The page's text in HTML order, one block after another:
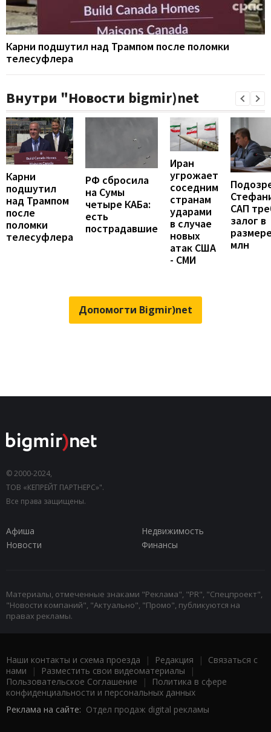
Карни подшутил над Трампом после поломки
телесуфлера
Внутри "Новости bigmir)net
Карни
подшутил
над Трампом
после
поломки
телесуфлера
РФ сбросила
на Сумы
четыре КАБа:
есть
пострадавшие
Иран
угрожает
соседним
странам
ударами
в случае
новых
атак США
- СМИ
САП
залог в
млн
Допомогти Bigmir)net
© 2000-2024,
ТОВ «КЕПРЕЙТ ПАРТНЕРС»".
Все права защищены.
Афиша
Недвижимость
Новости
Финансы
Материалы, отмеченные знаками "Реклама", "PR", "Спецпроект",
"Новости компаний", "Актуально", "Промо", публикуются на
правах рекламы.
Наши контакты и схема проезда | Редакция | Связаться с
нами | Разместить свои видеоматериалы |
Пользовательское Соглашение |
Политика в сфере
конфиденциальности и персональных данных
Реклама на сайте: Отдел продаж digital рекламы